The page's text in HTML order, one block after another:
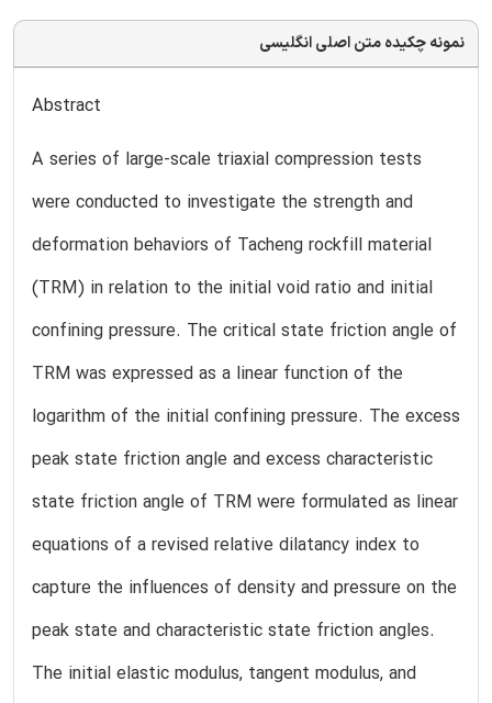
نمونه چکیده متن اصلی انگلیسی
Abstract
A series of large-scale triaxial compression tests
were conducted to investigate the strength and
deformation behaviors of Tacheng rockfill material
(TRM) in relation to the initial void ratio and initial
confining pressure. The critical state friction angle of
TRM was expressed as a linear function of the
logarithm of the initial confining pressure. The excess
peak state friction angle and excess characteristic
state friction angle of TRM were formulated as linear
equations of a revised relative dilatancy index to
capture the influences of density and pressure on the
peak state and characteristic state friction angles.
The initial elastic modulus, tangent modulus, and